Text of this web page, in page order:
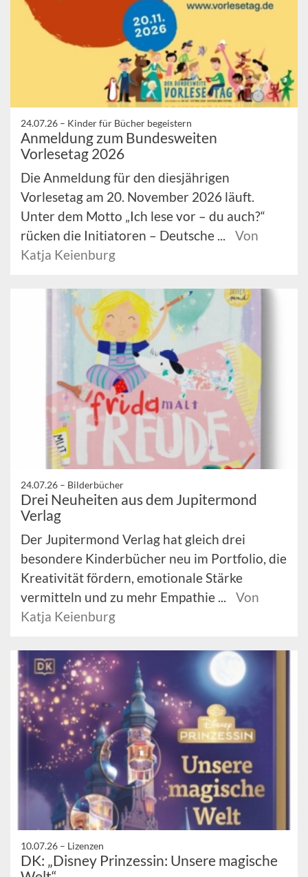
24.07.26 – Kinder für Bücher begeistern
Anmeldung zum Bundesweiten
Vorlesetag 2026
Die Anmeldung für den diesjährigen
Vorlesetag am 20. November 2026 läuft.
Unter dem Motto „Ich lese vor – du auch?“
rücken die Initiatoren – Deutsche ...
Von
Katja Keienburg
24.07.26 – Bilderbücher
Drei Neuheiten aus dem Jupitermond
Verlag
Der Jupitermond Verlag hat gleich drei
besondere Kinderbücher neu im Portfolio, die
Kreativität fördern, emotionale Stärke
vermitteln und zu mehr Empathie ...
Von
Katja Keienburg
10.07.26 – Lizenzen
DK: „Disney Prinzessin: Unsere magische